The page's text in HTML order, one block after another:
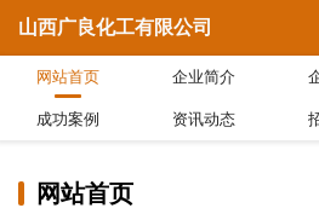
山西广良化工有限公司
网站首页 企业简介
成功案例 资讯动态
网站首页